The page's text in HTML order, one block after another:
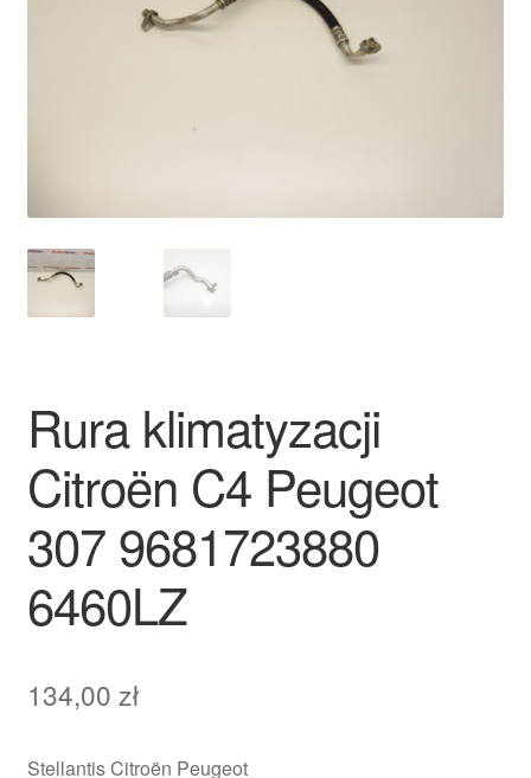
Polityka prywatności
Skarga
Zasady i warunki
Rura klimatyzacji
Citroën C4 Peugeot
307 9681723880
6460LZ
134,00 zł
Stellantis Citroën Peugeot